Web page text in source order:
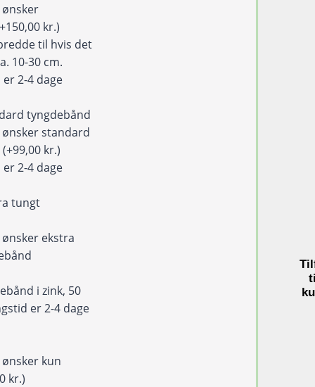
ønsker
kr.)
til hvis det
10-30 cm.
2-4 dage
tyngdebånd
ønsker standard
(+99,00 kr.)
2-4 dage
tungt
ønsker ekstra
i zink, 50
er 2-4 dage
ønsker kun
kr.)